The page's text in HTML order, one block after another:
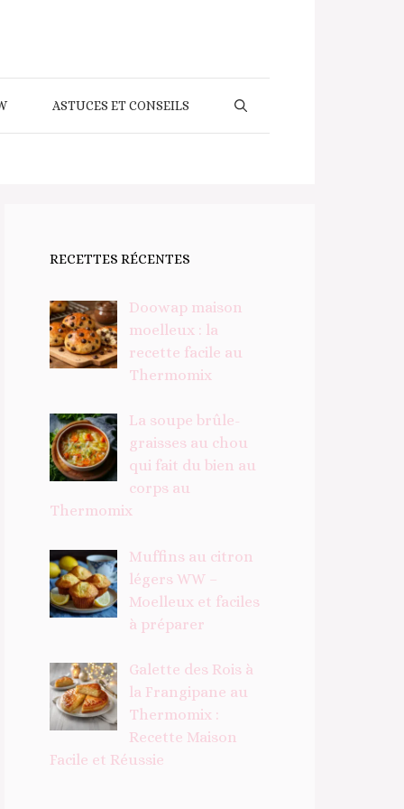
ASTUCES ET CONSEILS
RECETTES RÉCENTES
Doowap maison
moelleux : la
recette facile au
Thermomix
La soupe brûle-
graisses au chou
qui fait du bien au
corps au
Thermomix
Muffins au citron
légers WW –
Moelleux et faciles
à préparer
Galette des Rois à
la Frangipane au
Thermomix :
Recette Maison
Facile et Réussie